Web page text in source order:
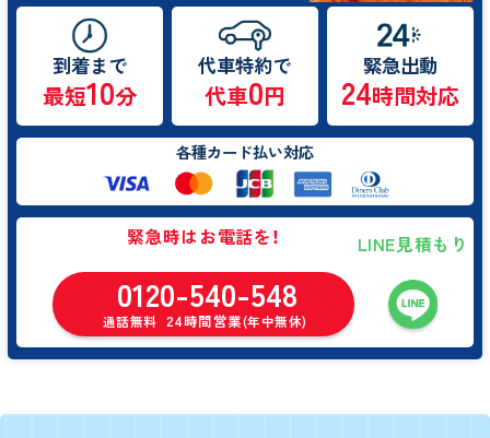
到着まで
最短10分
代車特約で
代車0円
緊急出動
24時間対応
各種カード払い対応
緊急時はお電話を！
0120-540-548
通話無料 24時間営業(年中無休)
LINE見積もり